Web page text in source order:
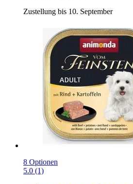
Zustellung bis 10. September
8 Optionen
5.0 (1)